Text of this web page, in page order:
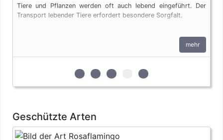
Tiere und Pflanzen werden oft auch lebend eingeführt. Der
Transport lebender Tiere erfordert besondere Sorgfalt.
mehr
zur 1. geschützten Erscheinungsform
zur 2. geschützten
zur 3. geschützten
zur 4. geschützten
zur 5. geschützten
Geschützte Arten